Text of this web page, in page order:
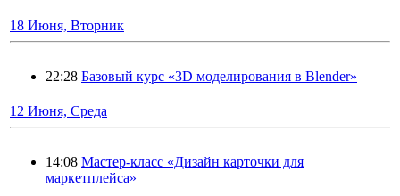
18 Июня, Вторник
22:28 Базовый курс «3D моделирования в Blender»
12 Июня, Среда
14:08 Мастер-класс «Дизайн карточки для
маркетплейса»